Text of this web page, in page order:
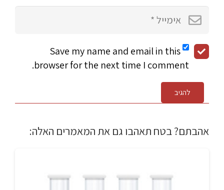
Save my name and email in this
browser for the next time I comment.
להגיב
אהבתם? בטח תאהבו גם את המאמרים האלה: